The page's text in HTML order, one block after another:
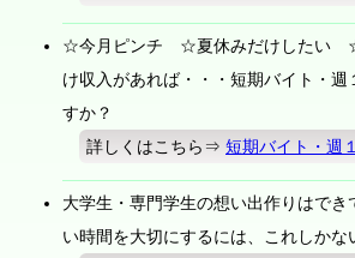
☆今月ピンチ ☆夏休みだけしたい ☆
け収入があれば・・・短期バイト・
すか？
詳しくはこちら⇒短期バイト・週
大学生・専門学生の想い出作りはでき
い時間を大切にするには、これしかな